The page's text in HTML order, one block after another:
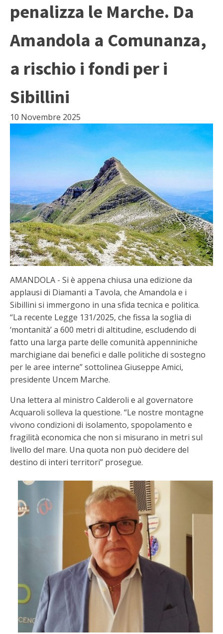
penalizza le Marche. Da
Amandola a Comunanza,
a rischio i fondi per i
Sibillini
10 Novembre 2025
AMANDOLA - Si è appena chiusa una edizione da
applausi di Diamanti a Tavola, che Amandola e i
Sibillini si immergono in una sfida tecnica e politica.
“La recente Legge 131/2025, che fissa la soglia di
‘montanità’ a 600 metri di altitudine, escludendo di
fatto una larga parte delle comunità appenniniche
marchigiane dai benefici e dalle politiche di sostegno
per le aree interne” sottolinea Giuseppe Amici,
presidente Uncem Marche.
Una lettera al ministro Calderoli e al governatore
Acquaroli solleva la questione. “Le nostre montagne
vivono condizioni di isolamento, spopolamento e
fragilità economica che non si misurano in metri sul
livello del mare. Una quota non può decidere del
destino di interi territori” prosegue.